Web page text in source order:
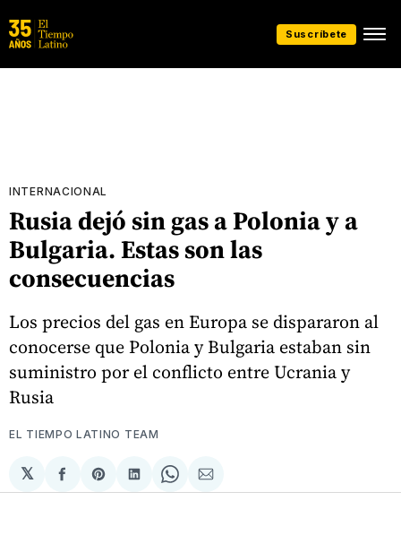
Suscríbete
INTERNACIONAL
Rusia dejó sin gas a Polonia y a
Bulgaria. Estas son las
consecuencias
Los precios del gas en Europa se dispararon al
conocerse que Polonia y Bulgaria estaban sin
suministro por el conflicto entre Ucrania y
Rusia
EL TIEMPO LATINO TEAM
𝕏
Compartir
en
Share
on
Compartir
en
Share
on
Compartir
via